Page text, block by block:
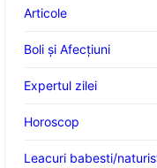
Articole
Boli și Afecțiuni
Expertul zilei
Horoscop
Leacuri babesti/